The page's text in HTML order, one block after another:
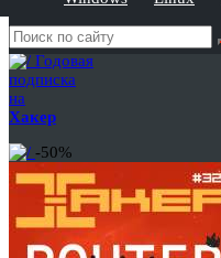
Годовая
подписка
на
Хакер
-50%